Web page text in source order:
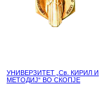
УНИВЕРЗИТЕТ „Св. КИРИЛ И
МЕТОДИЈ“ ВО СКОПЈЕ